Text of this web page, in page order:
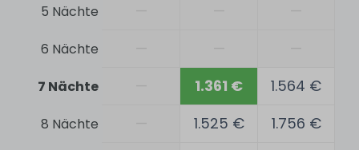
Vissen
Sicherheit
Smoke detector
5 Nächte
6 Nächte
7 Nächte 1.361 € 1.564 €
8 Nächte 1.525 € 1.756 €